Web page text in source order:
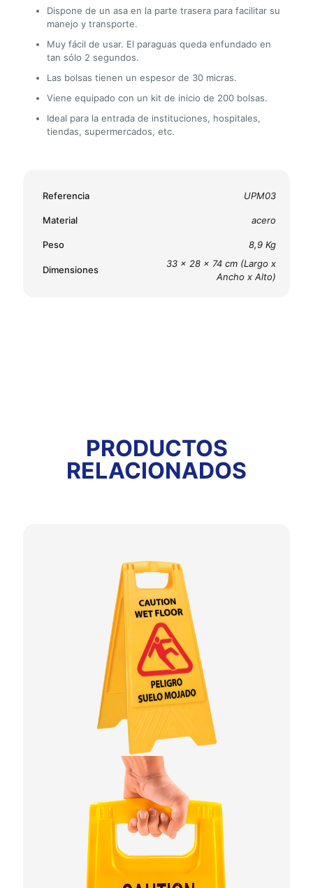
Dispone de un asa en la parte trasera para facilitar su
manejo y transporte.
Muy fácil de usar. El paraguas queda enfundado en
tan sólo 2 segundos.
Las bolsas tienen un espesor de 30 micras.
Viene equipado con un kit de inicio de 200 bolsas.
Ideal para la entrada de instituciones, hospitales,
tiendas, supermercados, etc.
Referencia UPM03
Material acero
Peso 8,9 Kg
Dimensiones
33 x 28 x 74 cm (Largo x
Ancho x Alto)
PRODUCTOS
RELACIONADOS